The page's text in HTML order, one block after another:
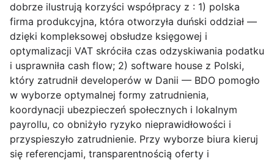
dobrze ilustrują korzyści współpracy z : 1) polska
firma produkcyjna, która otworzyła duński oddział —
dzięki kompleksowej obsłudze księgowej i
optymalizacji VAT skróciła czas odzyskiwania podatku
i usprawniła cash flow; 2) software house z Polski,
który zatrudnił developerów w Danii — BDO pomogło
w wyborze optymalnej formy zatrudnienia,
koordynacji ubezpieczeń społecznych i lokalnym
payrollu, co obniżyło ryzyko nieprawidłowości i
przyspieszyło zatrudnienie. Przy wyborze biura kieruj
się referencjami, transparentnością oferty i